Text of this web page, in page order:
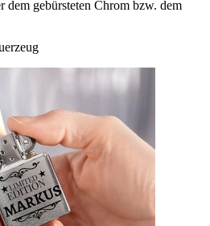
dem gebürsteten Chrom bzw. dem